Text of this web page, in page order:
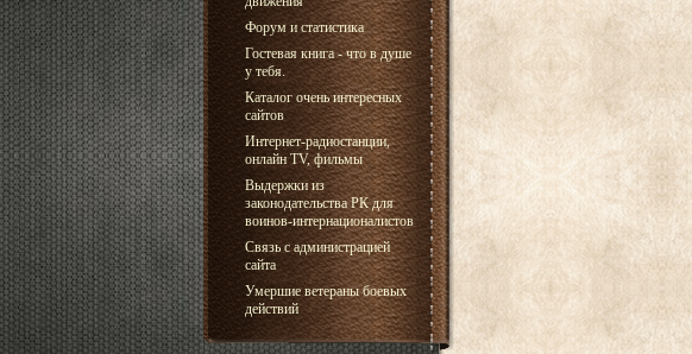
Форум и статистика
Гостевая книга - что в душе
у тебя.
Каталог очень интересных
сайтов
Интернет-радиостанции,
онлайн TV, фильмы
Выдержки из
законодательства РК для
воинов-интернационалистов
Связь с администрацией
сайта
Умершие ветераны боевых
действий